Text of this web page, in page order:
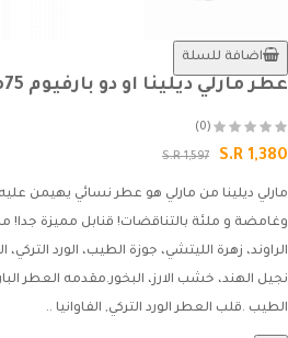
اضافة للسلة
عطر مارلي ديلينا او دو بارفيوم 75مل
(0)
S.R 1,380
S.R 1,597
مارلي ديلينا من مارلي هو عطر نسائي يهيمن عليه
وغامضة و ملئة بالتناقضات! قنابل مميزة جدا!
الراوند، زهرة الليتشي، جوزة الطيب، الورد التركي،
نجيل الهند، خشب الارز، البخور.مقدمه العطر
الطيب .قلب العطر الورد التركي, الفاوانيا ..